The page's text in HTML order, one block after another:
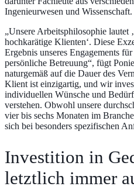
Ingenieurwesen und Wissenschaft.
„Unsere Arbeitsphilosophie lautet
hochkarätige Klienten‘. Diese
Ergebnis unseres Engagements
persönliche Betreuung“, fügt
naturgemäß auf die Dauer des
Klient ist einzigartig, und wir
individuellen Wünsche und
verstehen. Obwohl unsere
vier bis sechs Monaten im
sich bei besonders spezifischen
Investition in
letztlich immer